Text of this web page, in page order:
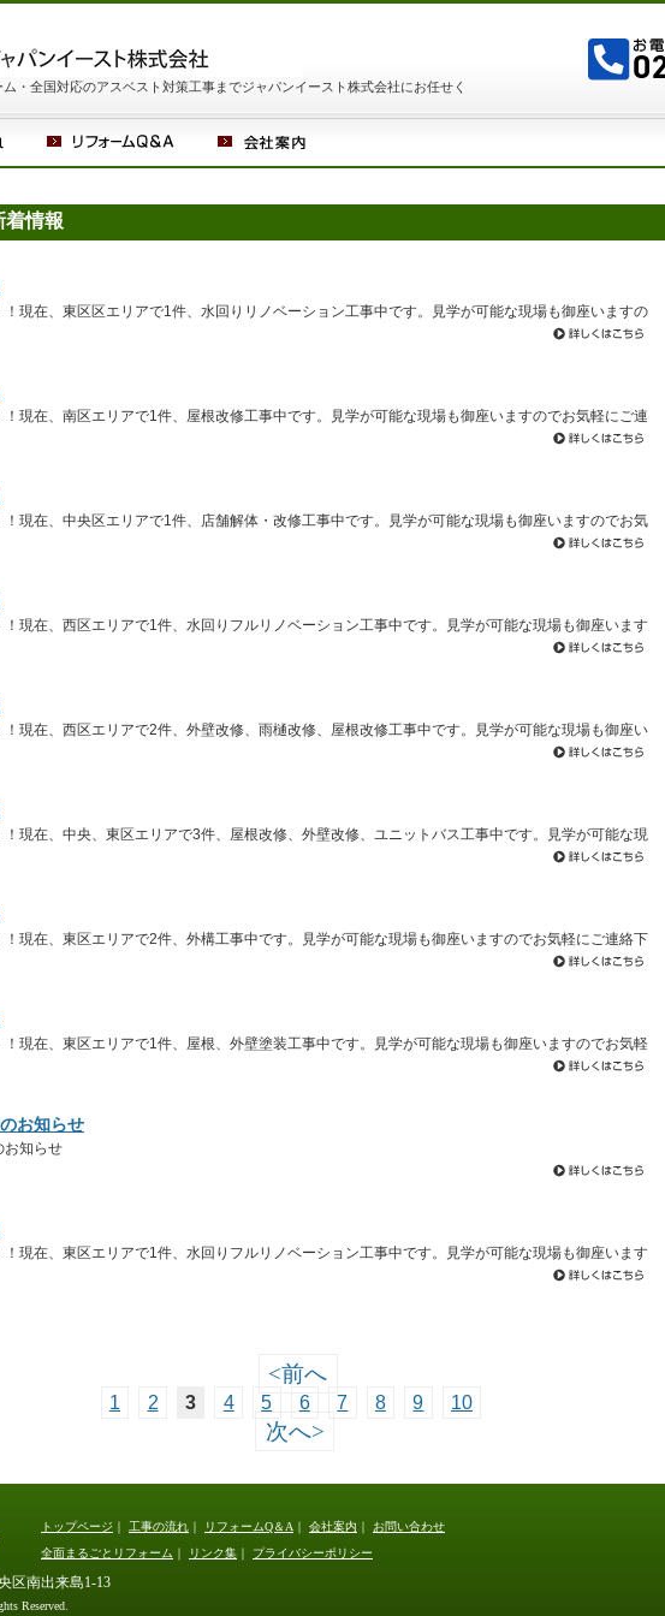
・全国対応のアスベスト対策工事までジャパンイースト株式会社にお任せく
着情報
！現在、東区区エリアで1件、水回りリノベーション工事中です。見学が可能な現場も御座いますの
！現在、南区エリアで1件、屋根改修工事中です。見学が可能な現場も御座いますのでお気軽にご連
！現在、中央区エリアで1件、店舗解体・改修工事中です。見学が可能な現場も御座いますのでお気
！現在、西区エリアで1件、水回りフルリノベーション工事中です。見学が可能な現場も御座います
！現在、西区エリアで2件、外壁改修、雨樋改修、屋根改修工事中です。見学が可能な現場も御座い
！現在、中央、東区エリアで3件、屋根改修、外壁改修、ユニットバス工事中です。見学が可能な現
！現在、東区エリアで2件、外構工事中です。見学が可能な現場も御座いますのでお気軽にご連絡下
！現在、東区エリアで1件、屋根、外壁塗装工事中です。見学が可能な現場も御座いますのでお気軽
お知らせ
お知らせ
！現在、東区エリアで1件、水回りフルリノベーション工事中です。見学が可能な現場も御座います
<前へ
1 2 3 4 5 6 7 8 9 10
次へ>
トップページ ｜ 工事の流れ ｜ リフォームQ＆A ｜ 会社案内 ｜ お問い合わせ
全面まるごとリフォーム ｜ リンク集 ｜ プライバシーポリシー
央区南出来島1-13
Reserved.